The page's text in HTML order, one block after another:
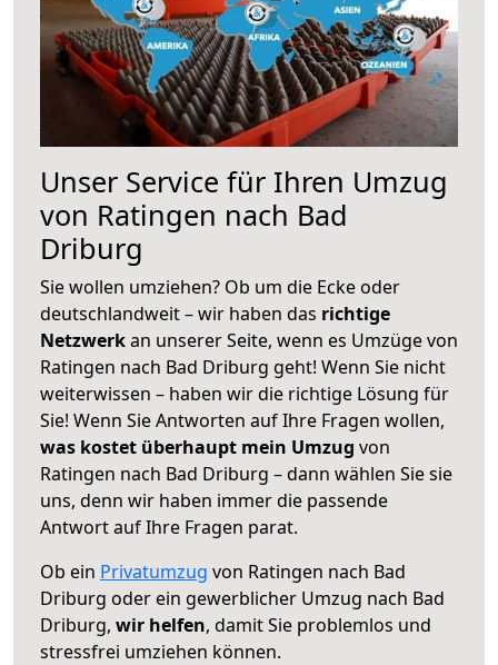
Unser Service für Ihren Umzug
von Ratingen nach Bad
Driburg
Sie wollen umziehen? Ob um die Ecke oder
deutschlandweit – wir haben das richtige
Netzwerkan unserer Seite, wenn es Umzüge von
Ratingen nach Bad Driburg geht! Wenn Sie nicht
weiterwissen – haben wir die richtige Lösung für
Sie! Wenn Sie Antworten auf Ihre Fragen wollen,
was kostet überhaupt mein Umzug von
Ratingen nach Bad Driburg – dann wählen Sie sie
uns, denn wir haben immer die passende
Antwort auf Ihre Fragen parat.
Ob ein Privatumzug von Ratingen nach Bad
Driburg oder ein gewerblicher Umzug nach Bad
Driburg, wir helfen, damit Sie problemlos und
stressfrei umziehen können.